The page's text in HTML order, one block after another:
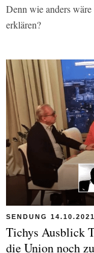
Denn wie anders
erklären?
SENDUNG 14.10.2021
Tichys Ausblick
die Union noch